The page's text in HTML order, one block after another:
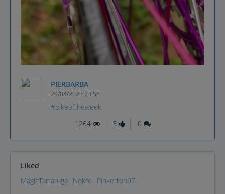
PIERBARBA
29/04/2023 23:58
#bikeoftheweek
1264
3 0
Liked
MagicTartaruga Nekro Pinkerton97